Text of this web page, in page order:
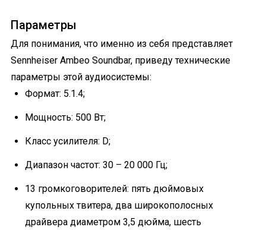
Параметры
Для понимания, что именно из себя представляет
Sennheiser Ambeo Soundbar, приведу технические
параметры этой аудиосистемы:
Формат: 5.1.4;
Мощность: 500 Вт;
Класс усилителя: D;
Диапазон частот: 30 – 20 000 Гц;
13 громкоговорителей: пять дюймовых
купольных твитера, два широкополосных
драйвера диаметром 3,5 дюйма, шесть